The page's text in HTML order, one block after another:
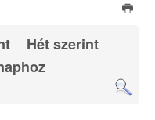
Hét szerint